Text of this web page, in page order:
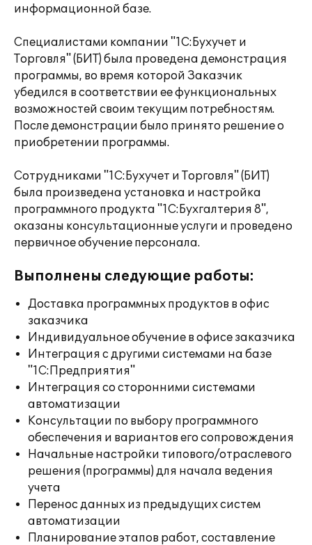
информационной базе.
Специалистами компании "1С:Бухучет и
Торговля" (БИТ) была проведена демонстрация
программы, во время которой Заказчик
убедился в соответствии ее функциональных
возможностей своим текущим потребностям.
После демонстрации было принято решение о
приобретении программы.
Сотрудниками "1С:Бухучет и Торговля" (БИТ)
была произведена установка и настройка
программного продукта "1С:Бухгалтерия 8",
оказаны консультационные услуги и проведено
первичное обучение персонала.
Выполнены следующие работы:
Доставка программных продуктов в офис
заказчика
Индивидуальное обучение в офисе заказчика
Интеграция с другими системами на базе
"1С:Предприятия"
Интеграция со сторонними системами
автоматизации
Консультации по выбору программного
обеспечения и вариантов его сопровождения
Начальные настройки типового/отраслевого
решения (программы) для начала ведения
учета
Перенос данных из предыдущих систем
автоматизации
Планирование этапов работ, составление